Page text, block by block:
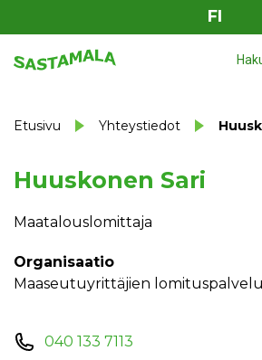
FI
Etusivu Yhteystiedot
Huuskonen Sari
Maatalouslomittaja
Organisaatio
Maaseutuyrittäjien
040 133 7113